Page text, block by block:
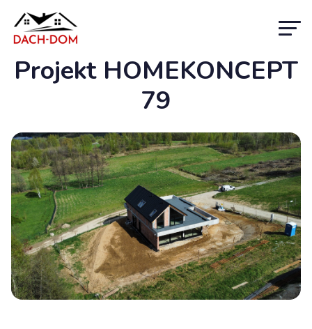
Projekt HOMEKONCEPT
79